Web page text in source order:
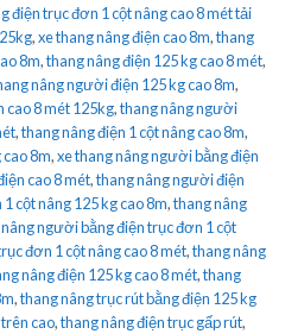
điện trục đơn 1 cột nâng cao 8 mét tải
,xe thang nâng điện cao 8m,thang
8m,thang nâng điện 125 kg cao 8 mét,
nâng người điện 125 kg cao 8m,
cao 8 mét 125kg,thang nâng người
,thang nâng điện 1 cột nâng cao 8m,
8m,xe thang nâng người bằng điện
cao 8 mét,thang nâng người điện
cột nâng 125 kg cao 8m,thang nâng
người bằng điện trục đơn 1 cột
đơn 1 cột nâng cao 8 mét,thang nâng
nâng điện 125 kg cao 8 mét,thang
,thang nâng trục rút bằng điện 125 kg
cao,thang nâng điện trục gấp rút,